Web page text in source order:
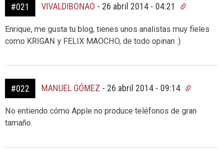
#021 VIVALDIBONAO - 26 abril 2014 - 04:21
Enrique, me gusta tu blog, tienes unos analistas muy fieles
como KRIGAN y FELIX MAOCHO, de todo opinan :)
#022 MANUEL GÓMEZ - 26 abril 2014 - 09:14
No entiendo cómo Apple no produce teléfonos de gran
tamaño.